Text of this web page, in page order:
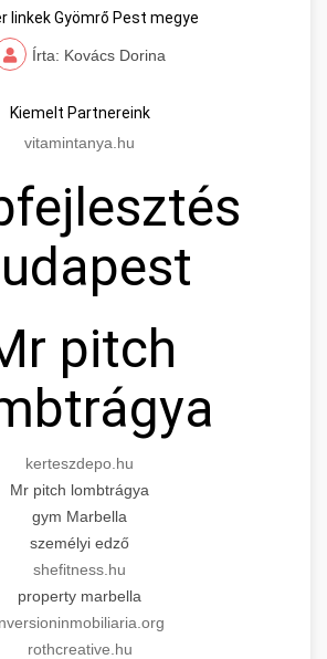
linkek Gyömrő Pest megye
Írta: Kovács Dorina
Kiemelt Partnereink
vitamintanya.hu
pitch
kerteszdepo.hu
Mr pitch lombtrágya
gym Marbella
személyi edző
shefitness.hu
property marbella
rothcreative.hu